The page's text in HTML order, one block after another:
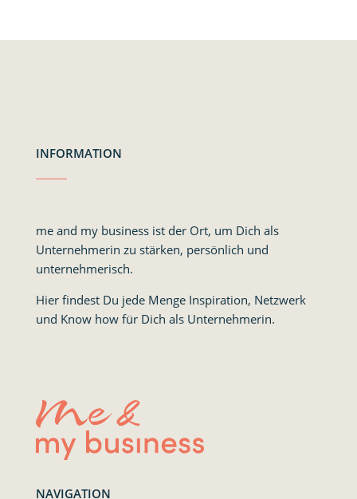
INFORMATION
me and my business ist der Ort, um Dich als
Unternehmerin zu stärken, persönlich und
unternehmerisch.
Hier findest Du jede Menge Inspiration, Netzwerk
und Know how für Dich als Unternehmerin.
NAVIGATION